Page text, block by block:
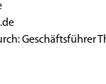
Geschäftsführer